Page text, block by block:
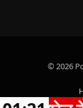
© 2026